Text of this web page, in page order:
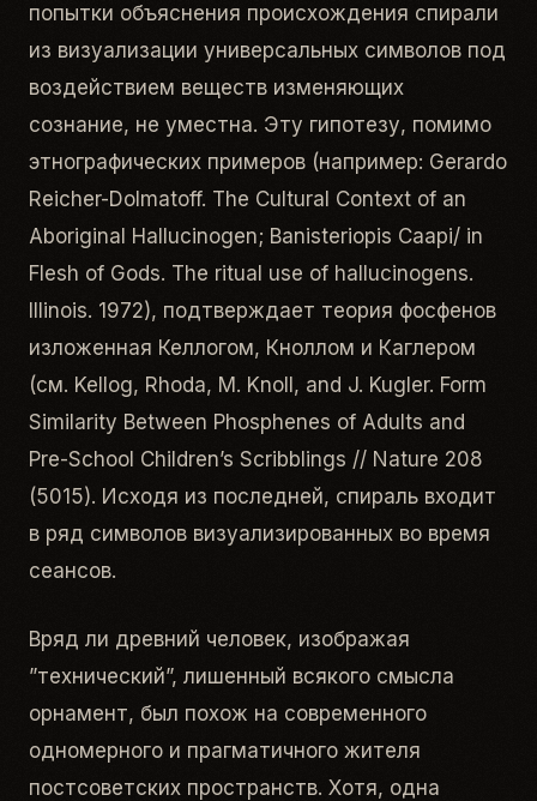
попытки объяснения происхождения спирали
из визуализации универсальных символов под
воздействием веществ изменяющих
сознание, не уместна. Эту гипотезу, помимо
этнографических примеров (например: Gerardo
Reicher-Dolmatoff. The Cultural Context of an
Aboriginal Hallucinogen; Banisteriopis Caapi/ in
Flesh of Gods. The ritual use of hallucinogens.
Illinois. 1972), подтверждает теория фосфенов
изложенная Келлогом, Кноллом и Каглером
(см. Kellog, Rhoda, M. Knoll, and J. Kugler. Form
Similarity Between Phosphenes of Adults and
Pre-School Children’s Scribblings // Nature 208
(5015). Исходя из последней, спираль входит
в ряд символов визуализированных во время
сеансов.
Вряд ли древний человек, изображая
”технический”, лишенный всякого смысла
орнамент, был похож на современного
одномерного и прагматичного жителя
постсоветских пространств. Хотя, одна